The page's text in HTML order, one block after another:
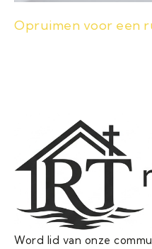
Opruimen voor een
Word lid van onze